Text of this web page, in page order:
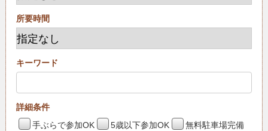
所要時間
キーワード
詳細条件
手ぶらで参加OK
5歳以下参加OK
無料駐車場完備